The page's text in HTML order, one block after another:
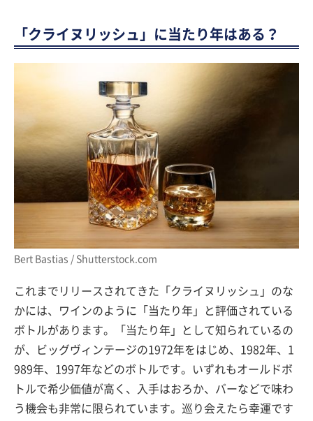
「クライヌリッシュ」に当たり年はある？
Bert Bastias / Shutterstock.com
これまでリリースされてきた「クライヌリッシュ」のな
かには、ワインのように「当たり年」と評価されている
ボトルがあります。「当たり年」として知られているの
が、ビッグヴィンテージの1972年をはじめ、1982年、1
989年、1997年などのボトルです。いずれもオールドボ
トルで希少価値が高く、入手はおろか、バーなどで味わ
う機会も非常に限られています。巡り会えたら幸運です